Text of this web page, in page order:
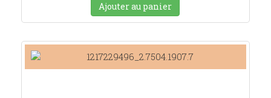
Ajouter au panier